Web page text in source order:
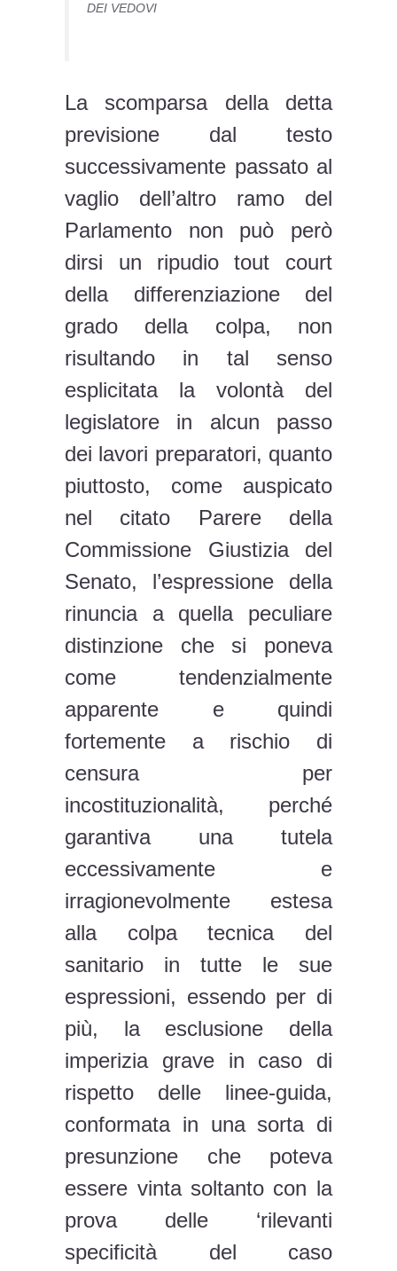
DEI VEDOVI
La scomparsa della detta
previsione dal testo
successivamente passato al
vaglio dell’altro ramo del
Parlamento non può però
dirsi un ripudio tout court
della differenziazione del
grado della colpa, non
risultando in tal senso
esplicitata la volontà del
legislatore in alcun passo
dei lavori preparatori, quanto
piuttosto, come auspicato
nel citato Parere della
Commissione Giustizia del
Senato, l’espressione della
rinuncia a quella peculiare
distinzione che si poneva
come tendenzialmente
apparente e quindi
fortemente a rischio di
censura per
incostituzionalità, perché
garantiva una tutela
eccessivamente e
irragionevolmente estesa
alla colpa tecnica del
sanitario in tutte le sue
espressioni, essendo per di
più, la esclusione della
imperizia grave in caso di
rispetto delle linee-guida,
conformata in una sorta di
presunzione che poteva
essere vinta soltanto con la
prova delle ‘rilevanti
specificità del caso